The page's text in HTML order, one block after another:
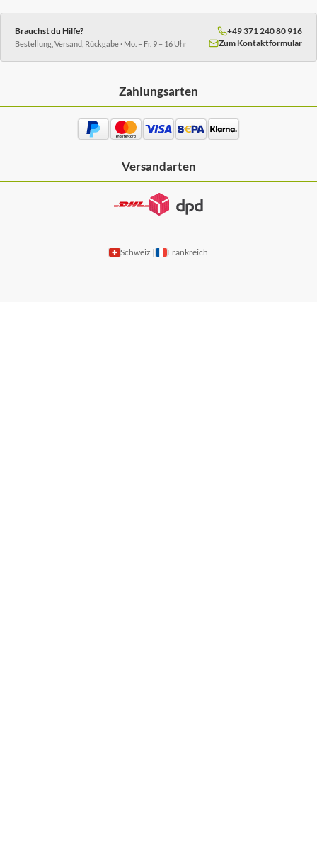
Brauchst du Hilfe?
Bestellung, Versand, Rückgabe · Mo. – Fr. 9 – 16 Uhr
+49 371 240 80 916
Zum Kontaktformular
Zahlungsarten
Versandarten
Schweiz Frankreich